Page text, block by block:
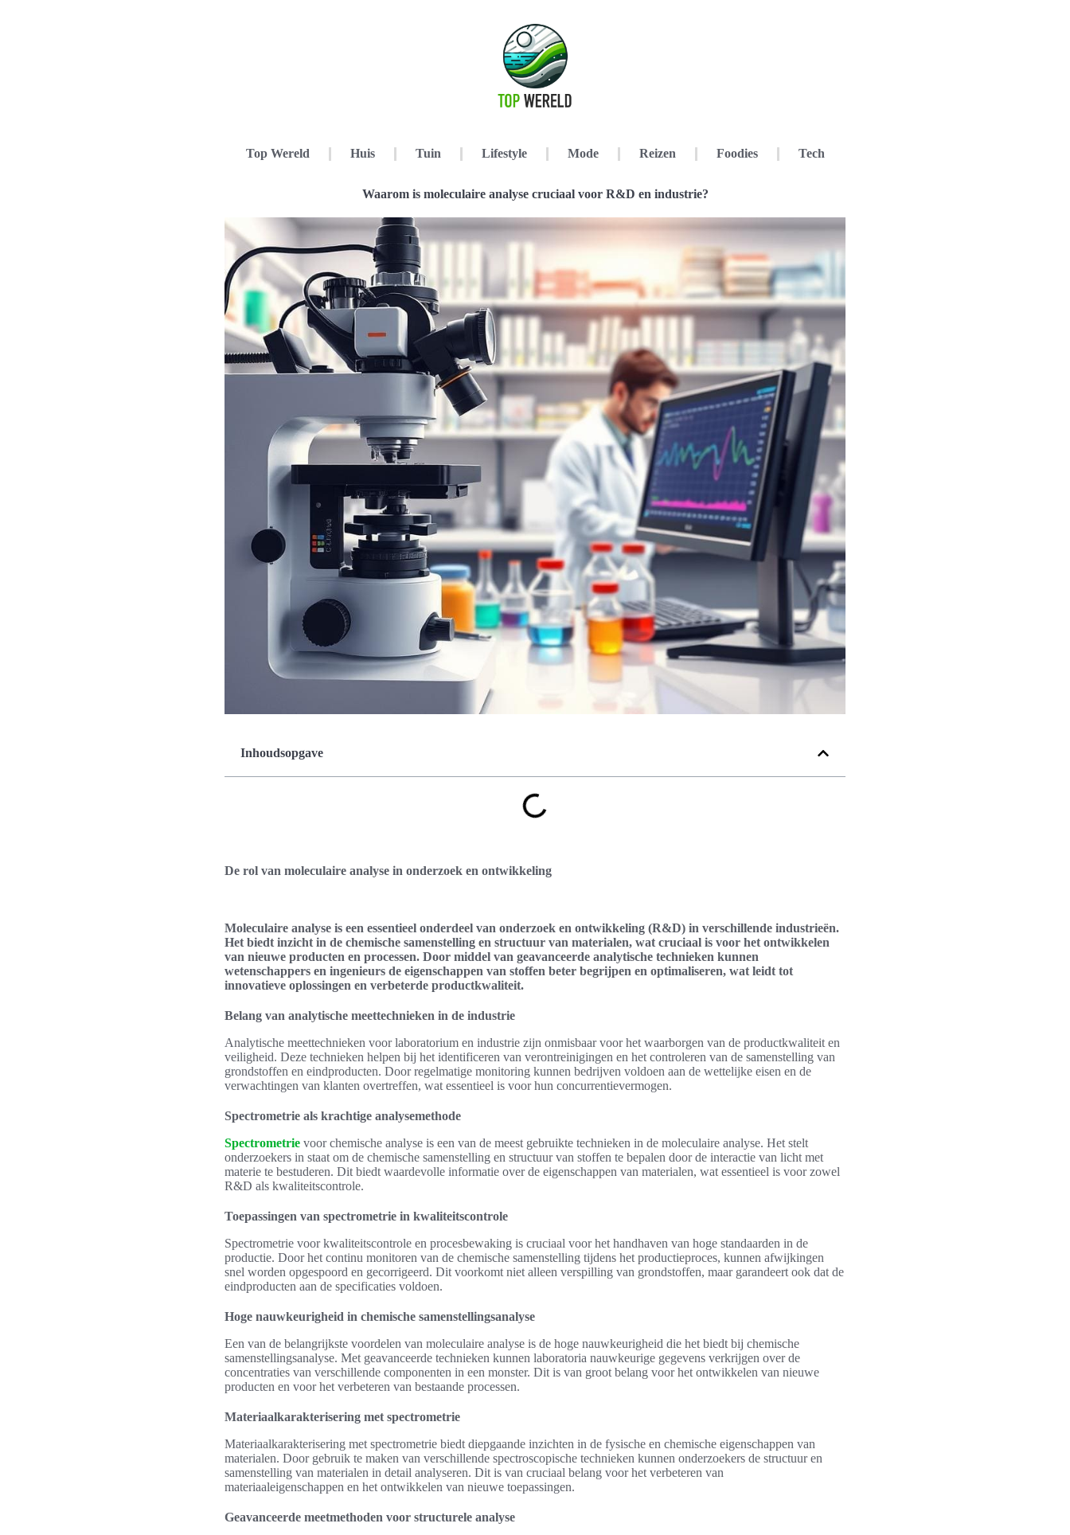
Top Wereld Huis Tuin Lifestyle Mode Reizen Foodies Tech
Waarom is moleculaire analyse cruciaal voor R&D en industrie?
Inhoudsopgave
De rol van moleculaire analyse in onderzoek en ontwikkeling
Moleculaire analyse is een essentieel onderdeel van onderzoek en ontwikkeling (R&D) in verschillende industrieën.
Het biedt inzicht in de chemische samenstelling en structuur van materialen, wat cruciaal is voor het ontwikkelen
van nieuwe producten en processen. Door middel van geavanceerde analytische technieken kunnen
wetenschappers en ingenieurs de eigenschappen van stoffen beter begrijpen en optimaliseren, wat leidt tot
innovatieve oplossingen en verbeterde productkwaliteit.
Belang van analytische meettechnieken in de industrie
Analytische meettechnieken voor laboratorium en industrie zijn onmisbaar voor het waarborgen van de productkwaliteit en
veiligheid. Deze technieken helpen bij het identificeren van verontreinigingen en het controleren van de samenstelling van
grondstoffen en eindproducten. Door regelmatige monitoring kunnen bedrijven voldoen aan de wettelijke eisen en de
verwachtingen van klanten overtreffen, wat essentieel is voor hun concurrentievermogen.
Spectrometrie als krachtige analysemethode
Spectrometrie voor chemische analyse is een van de meest gebruikte technieken in de moleculaire analyse. Het stelt
onderzoekers in staat om de chemische samenstelling en structuur van stoffen te bepalen door de interactie van licht met
materie te bestuderen. Dit biedt waardevolle informatie over de eigenschappen van materialen, wat essentieel is voor zowel
R&D als kwaliteitscontrole.
Toepassingen van spectrometrie in kwaliteitscontrole
Spectrometrie voor kwaliteitscontrole en procesbewaking is cruciaal voor het handhaven van hoge standaarden in de
productie. Door het continu monitoren van de chemische samenstelling tijdens het productieproces, kunnen afwijkingen
snel worden opgespoord en gecorrigeerd. Dit voorkomt niet alleen verspilling van grondstoffen, maar garandeert ook dat de
eindproducten aan de specificaties voldoen.
Hoge nauwkeurigheid in chemische samenstellingsanalyse
Een van de belangrijkste voordelen van moleculaire analyse is de hoge nauwkeurigheid die het biedt bij chemische
samenstellingsanalyse. Met geavanceerde technieken kunnen laboratoria nauwkeurige gegevens verkrijgen over de
concentraties van verschillende componenten in een monster. Dit is van groot belang voor het ontwikkelen van nieuwe
producten en voor het verbeteren van bestaande processen.
Materiaalkarakterisering met spectrometrie
Materiaalkarakterisering met spectrometrie biedt diepgaande inzichten in de fysische en chemische eigenschappen van
materialen. Door gebruik te maken van verschillende spectroscopische technieken kunnen onderzoekers de structuur en
samenstelling van materialen in detail analyseren. Dit is van cruciaal belang voor het verbeteren van
materiaaleigenschappen en het ontwikkelen van nieuwe toepassingen.
Geavanceerde meetmethoden voor structurele analyse